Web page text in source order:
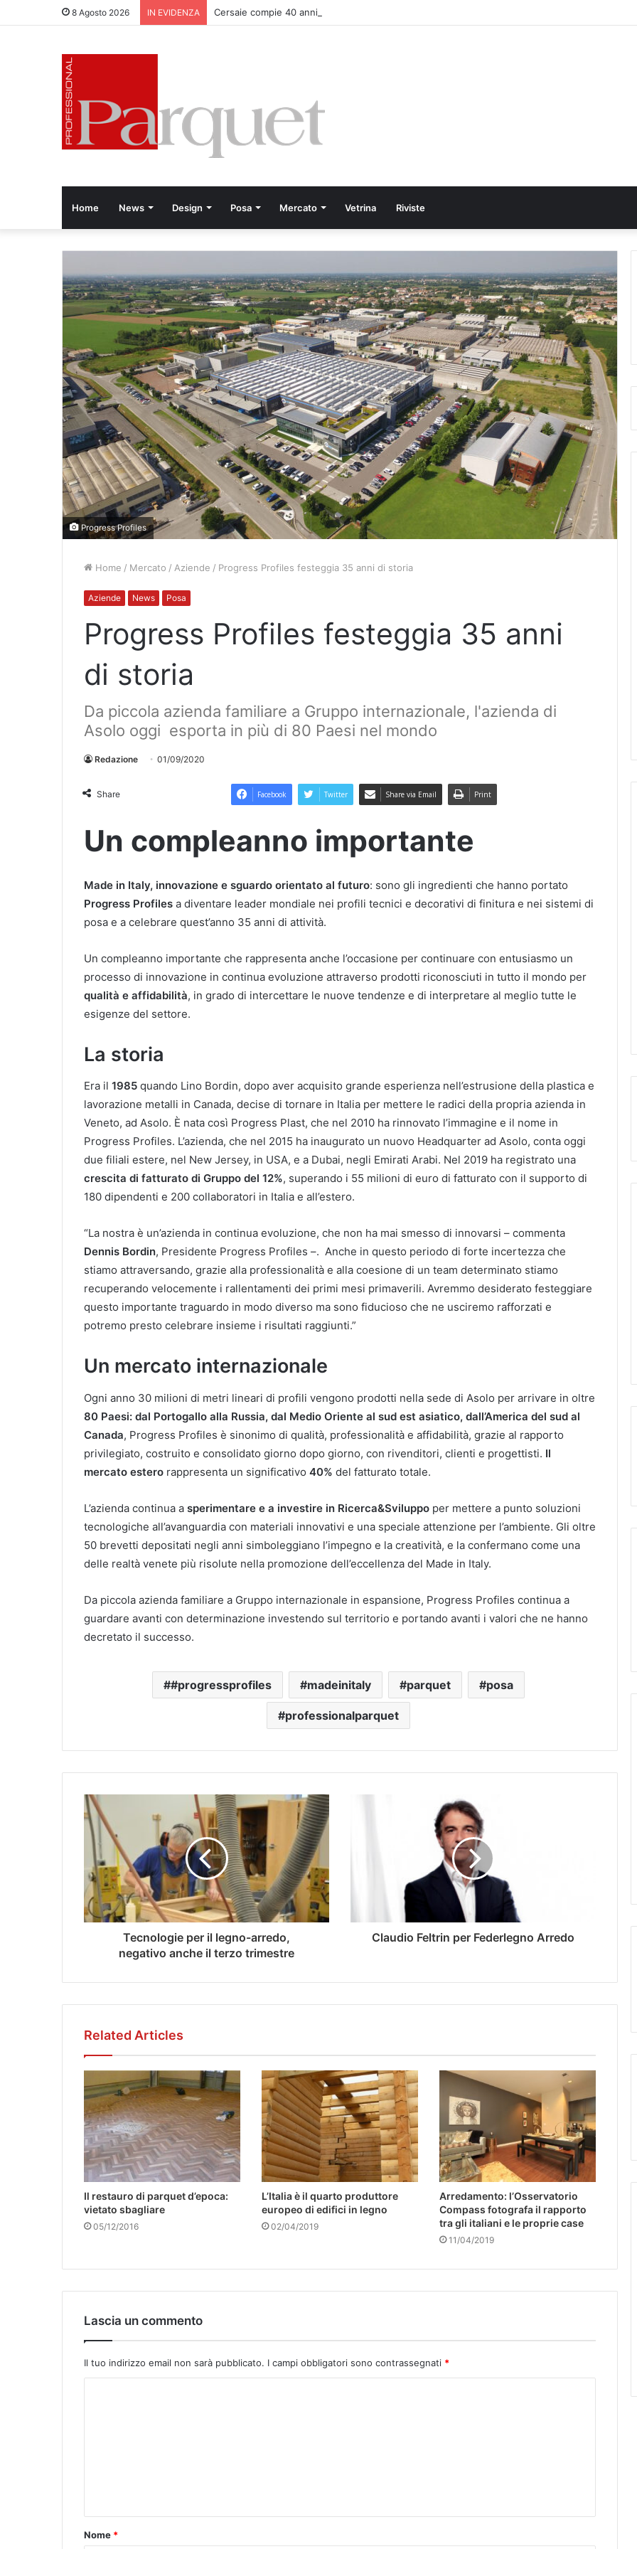
8 Agosto 2026 IN EVIDENZA Cersaie compie 40 anni
Home News Design Posa Mercato Vetrina Riviste
Progress Profiles
Home / Mercato / Aziende / Progress Profiles festeggia 35 anni di storia
Aziende News Posa
Progress Profiles festeggia 35 anni
di storia
Da piccola azienda familiare a Gruppo internazionale, l'azienda di
Asolo oggi esporta in più di 80 Paesi nel mondo
Redazione 01/09/2020
Share Facebook Twitter Share via Email Print
Un compleanno importante
Made in Italy, innovazione e sguardo orientato al futuro: sono gli ingredienti che hanno portato
Progress Profiles a diventare leader mondiale nei profili tecnici e decorativi di finitura e nei sistemi di
posa e a celebrare quest’anno 35 anni di attività.
Un compleanno importante che rappresenta anche l’occasione per continuare con entusiasmo un
processo di innovazione in continua evoluzione attraverso prodotti riconosciuti in tutto il mondo per
qualità e affidabilità, in grado di intercettare le nuove tendenze e di interpretare al meglio tutte le
esigenze del settore.
La storia
Era il 1985 quando Lino Bordin, dopo aver acquisito grande esperienza nell’estrusione della plastica e
lavorazione metalli in Canada, decise di tornare in Italia per mettere le radici della propria azienda in
Veneto, ad Asolo. È nata così Progress Plast, che nel 2010 ha rinnovato l’immagine e il nome in
Progress Profiles. L’azienda, che nel 2015 ha inaugurato un nuovo Headquarter ad Asolo, conta oggi
due filiali estere, nel New Jersey, in USA, e a Dubai, negli Emirati Arabi. Nel 2019 ha registrato una
crescita di fatturato di Gruppo del 12%, superando i 55 milioni di euro di fatturato con il supporto di
180 dipendenti e 200 collaboratori in Italia e all’estero.
“La nostra è un’azienda in continua evoluzione, che non ha mai smesso di innovarsi – commenta
Dennis Bordin, Presidente Progress Profiles –. Anche in questo periodo di forte incertezza che
stiamo attraversando, grazie alla professionalità e alla coesione di un team determinato stiamo
recuperando velocemente i rallentamenti dei primi mesi primaverili. Avremmo desiderato festeggiare
questo importante traguardo in modo diverso ma sono fiducioso che ne usciremo rafforzati e
potremo presto celebrare insieme i risultati raggiunti.”
Un mercato internazionale
Ogni anno 30 milioni di metri lineari di profili vengono prodotti nella sede di Asolo per arrivare in oltre
80 Paesi: dal Portogallo alla Russia, dal Medio Oriente al sud est asiatico, dall’America del sud al
Canada, Progress Profiles è sinonimo di qualità, professionalità e affidabilità, grazie al rapporto
privilegiato, costruito e consolidato giorno dopo giorno, con rivenditori, clienti e progettisti. Il
mercato estero rappresenta un significativo 40% del fatturato totale.
L’azienda continua a sperimentare e a investire in Ricerca&Sviluppo per mettere a punto soluzioni
tecnologiche all’avanguardia con materiali innovativi e una speciale attenzione per l’ambiente. Gli oltre
50 brevetti depositati negli anni simboleggiano l’impegno e la creatività, e la confermano come una
delle realtà venete più risolute nella promozione dell’eccellenza del Made in Italy.
Da piccola azienda familiare a Gruppo internazionale in espansione, Progress Profiles continua a
guardare avanti con determinazione investendo sul territorio e portando avanti i valori che ne hanno
decretato il successo.
#progressprofiles madeinitaly parquet posa
professionalparquet
Tecnologie per il legno-arredo,
negativo anche il terzo trimestre
Claudio Feltrin per Federlegno Arredo
Related Articles
Il restauro di parquet d’epoca:
vietato sbagliare
05/12/2016
L’Italia è il quarto produttore
europeo di edifici in legno
02/04/2019
Arredamento: l’Osservatorio
Compass fotografa il rapporto
tra gli italiani e le proprie case
11/04/2019
Lascia un commento
Il tuo indirizzo email non sarà pubblicato. I campi obbligatori sono contrassegnati *
Nome *